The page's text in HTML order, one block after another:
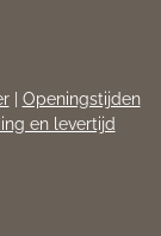
| Openingstijden
en levertijd